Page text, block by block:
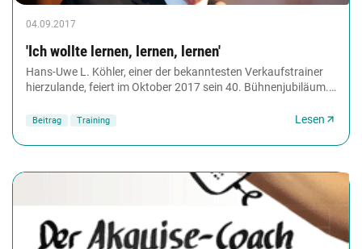
04.09.2017
'Ich wollte lernen, lernen, lernen'
Hans-Uwe L. Köhler, einer der bekanntesten Verkaufstrainer
hierzulande, feiert im Oktober 2017 sein 40. Bühnenjubiläum.
Beitrag Training Lesen